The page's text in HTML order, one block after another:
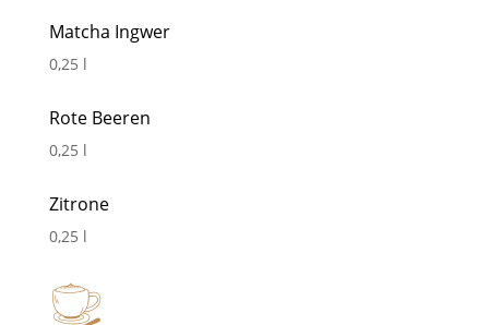
Matcha Ingwer
0,25 l
Rote Beeren
0,25 l
Zitrone
0,25 l